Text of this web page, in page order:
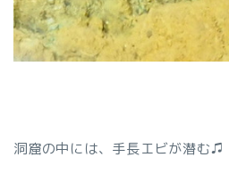
洞窟の中には、手長エビが潜む♫